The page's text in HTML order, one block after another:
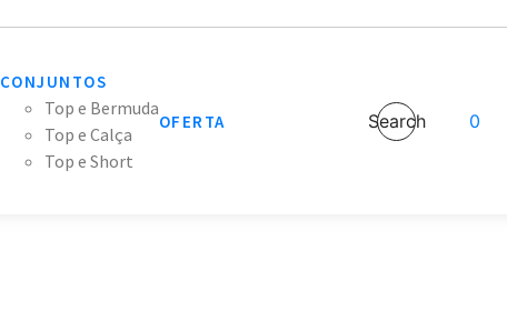
CONJUNTOS
Top e Bermuda
Top e Calça
Top e Short
OFERTA Search 0